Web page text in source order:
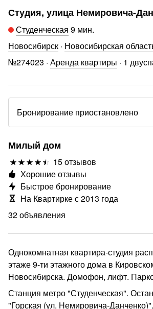
Студия, улица Немировича-
Студенческая 9 мин.
Новосибирск · Новосибирская
№274023 · Аренда квартиры · 1
Бронирование приостановлено
Милый дом
15 отзывов
32 объявления
Хорошие отзывы
Быстрое бронирование
На Квартирке с 2013 года
Однокомнатная квартира-студия
этаже 9-ти этажного дома в
Новосибирска. Домофон, лифт.
Станция метро "Студенческая".
"Горская (ул. Немировича-Данченко)".